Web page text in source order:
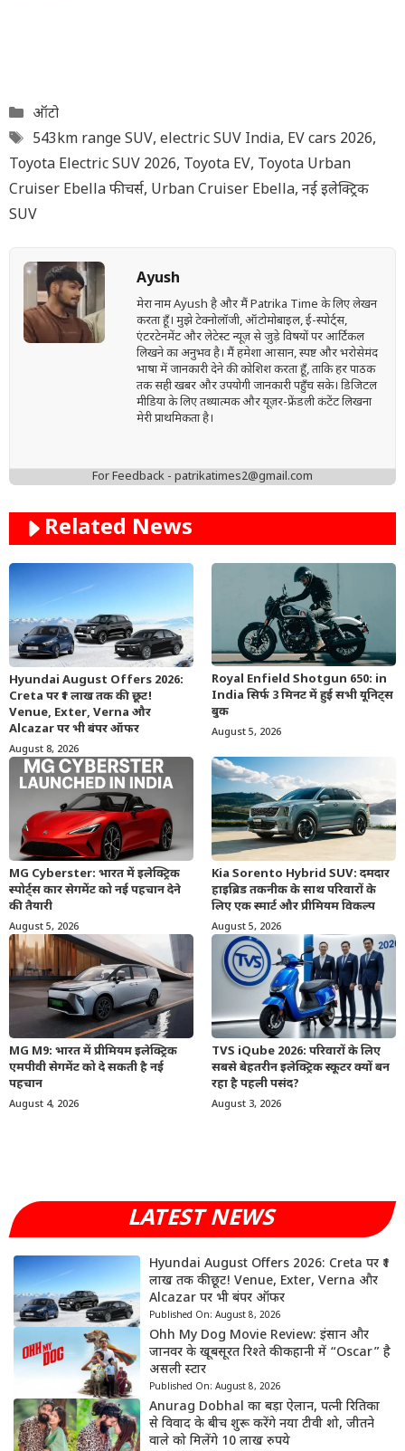
Categories
ऑटो
Tags
543km range SUV, electric SUV India, EV cars 2026,
Toyota Electric SUV 2026, Toyota EV, Toyota Urban
Cruiser Ebella फीचर्स, Urban Cruiser Ebella, नई इलेक्ट्रिक
SUV
Ayush
मेरा नाम Ayush है और मैं Patrika Time के लिए लेखन
करता हूँ। मुझे टेक्नोलॉजी, ऑटोमोबाइल, ई-स्पोर्ट्स,
एंटरटेनमेंट और लेटेस्ट न्यूज़ से जुड़े विषयों पर आर्टिकल
लिखने का अनुभव है। मैं हमेशा आसान, स्पष्ट और भरोसेमंद
भाषा में जानकारी देने की कोशिश करता हूँ, ताकि हर पाठक
तक सही खबर और उपयोगी जानकारी पहुँच सके। डिजिटल
मीडिया के लिए तथ्यात्मक और यूज़र-फ्रेंडली कंटेंट लिखना
मेरी प्राथमिकता है।
For Feedback - patrikatimes2@gmail.com
Related News
Hyundai August Offers 2026:
Creta पर ₹1 लाख तक की छूट!
Venue, Exter, Verna और
Alcazar पर भी बंपर ऑफर
August 8, 2026
Royal Enfield Shotgun 650: in
India सिर्फ 3 मिनट में हुई सभी यूनिट्स
बुक
August 5, 2026
MG Cyberster: भारत में इलेक्ट्रिक
स्पोर्ट्स कार सेगमेंट को नई पहचान देने
की तैयारी
August 5, 2026
Kia Sorento Hybrid SUV: दमदार
हाइब्रिड तकनीक के साथ परिवारों के
लिए एक स्मार्ट और प्रीमियम विकल्प
August 5, 2026
MG M9: भारत में प्रीमियम इलेक्ट्रिक
एमपीवी सेगमेंट को दे सकती है नई
पहचान
August 4, 2026
TVS iQube 2026: परिवारों के लिए
सबसे बेहतरीन इलेक्ट्रिक स्कूटर क्यों बन
रहा है पहली पसंद?
August 3, 2026
LATEST NEWS
Hyundai August Offers 2026: Creta पर ₹1
लाख तक की छूट! Venue, Exter, Verna और
Alcazar पर भी बंपर ऑफर
Published On: August 8, 2026
Ohh My Dog Movie Review: इंसान और
जानवर के खूबसूरत रिश्ते की कहानी में “Oscar” है
असली स्टार
Published On: August 8, 2026
Anurag Dobhal का बड़ा ऐलान, पत्नी रितिका
से विवाद के बीच शुरू करेंगे नया टीवी शो, जीतने
वाले को मिलेंगे 10 लाख रुपये